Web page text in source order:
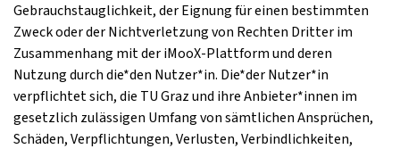
Gebrauchstauglichkeit, der Eignung für einen bestimmten
Zweck oder der Nichtverletzung von Rechten Dritter im
Zusammenhang mit der iMooX-Plattform und deren
Nutzung durch die*den Nutzer*in. Die*der Nutzer*in
verpflichtet sich, die TU Graz und ihre Anbieter*innen im
gesetzlich zulässigen Umfang von sämtlichen Ansprüchen,
Schäden, Verpflichtungen, Verlusten, Verbindlichkeiten,